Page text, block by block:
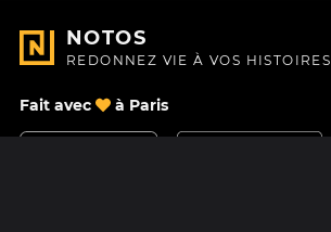
NOTOS
REDONNEZ VIE À VOS HISTOIRES
Fait avec à Paris